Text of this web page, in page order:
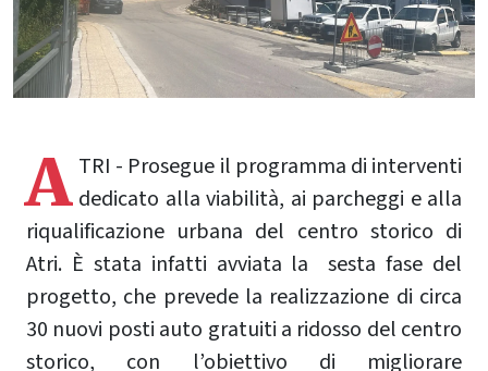
A TRI - Prosegue il programma di interventi
dedicato alla viabilità, ai parcheggi e alla
riqualificazione urbana del centro storico di
Atri. È stata infatti avviata la sesta fase del
progetto, che prevede la realizzazione di circa
30 nuovi posti auto gratuiti a ridosso del centro
storico, con l’obiettivo di migliorare